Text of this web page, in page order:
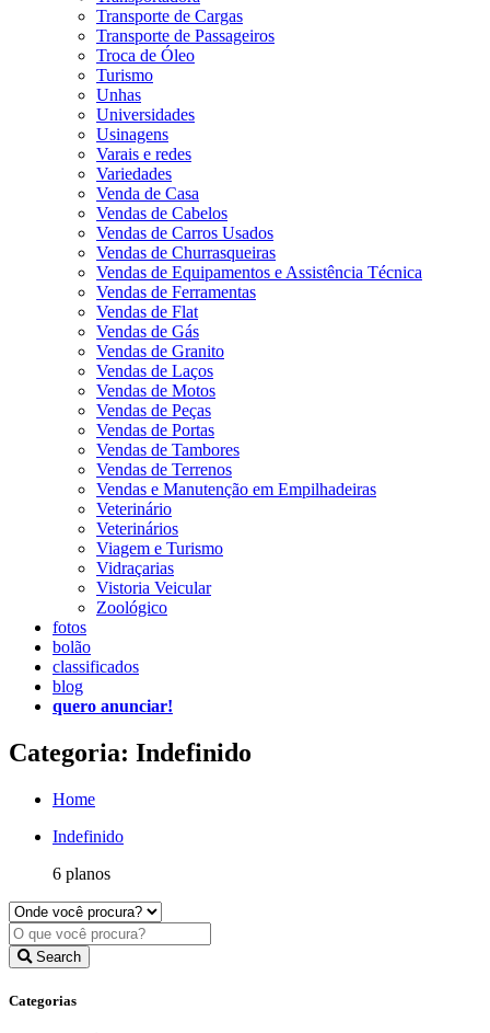
Transporte de Cargas
Transporte de Passageiros
Troca de Óleo
Turismo
Unhas
Universidades
Usinagens
Varais e redes
Variedades
Venda de Casa
Vendas de Cabelos
Vendas de Carros Usados
Vendas de Churrasqueiras
Vendas de Equipamentos e Assistência Técnica
Vendas de Ferramentas
Vendas de Flat
Vendas de Gás
Vendas de Granito
Vendas de Laços
Vendas de Motos
Vendas de Peças
Vendas de Portas
Vendas de Tambores
Vendas de Terrenos
Vendas e Manutenção em Empilhadeiras
Veterinário
Veterinários
Viagem e Turismo
Vidraçarias
Vistoria Veicular
Zoológico
fotos
bolão
classificados
blog
quero anunciar!
Categoria: Indefinido
Home
Indefinido
6 planos
Search
Categorias